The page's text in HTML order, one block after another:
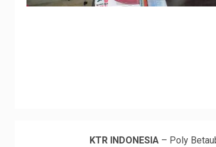
KTR INDONESIA– Poly